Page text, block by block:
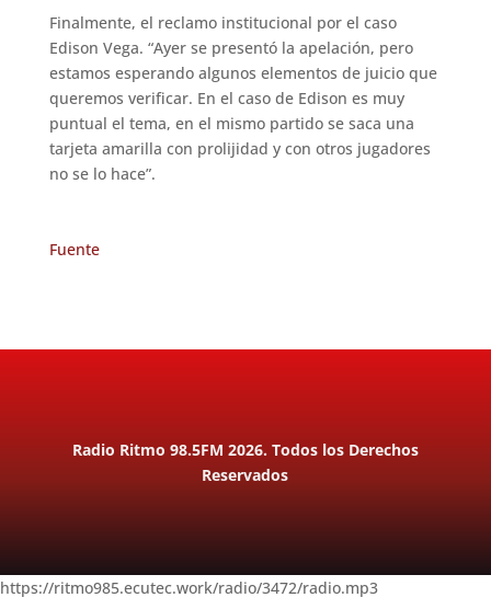
Finalmente, el reclamo institucional por el caso
Edison Vega. “Ayer se presentó la apelación, pero
estamos esperando algunos elementos de juicio que
queremos verificar. En el caso de Edison es muy
puntual el tema, en el mismo partido se saca una
tarjeta amarilla con prolijidad y con otros jugadores
no se lo hace”.
Fuente
Radio Ritmo 98.5FM 2026. Todos los Derechos
Reservados
https://ritmo985.ecutec.work/radio/3472/radio.mp3